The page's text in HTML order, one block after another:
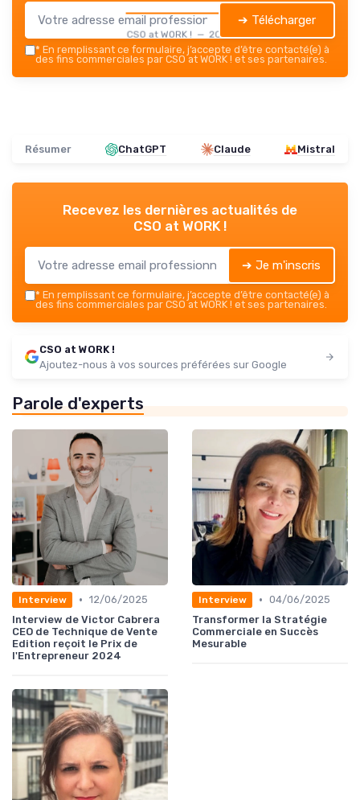
CSO at WORK ! — 2026
➔ Télécharger
* En remplissant ce formulaire, j’accepte d’être contacté(e) à
des fins commerciales par CSO at WORK ! et ses partenaires.
Résumer ChatGPT Claude Mistral
Recevez les dernières actualités de
CSO at WORK !
➔ Je m'inscris
* En remplissant ce formulaire, j’accepte d’être contacté(e) à
des fins commerciales par CSO at WORK ! et ses partenaires.
CSO at WORK !
Ajoutez-nous à vos sources préférées sur Google
Parole d'experts
Interview • 12/06/2025
Interview de Victor Cabrera
CEO de Technique de Vente
Edition reçoit le Prix de
l'Entrepreneur 2024
Interview • 04/06/2025
Transformer la Stratégie
Commerciale en Succès
Mesurable